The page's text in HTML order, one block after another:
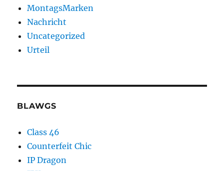
MontagsMarken
Nachricht
Uncategorized
Urteil
BLAWGS
Class 46
Counterfeit Chic
IP Dragon